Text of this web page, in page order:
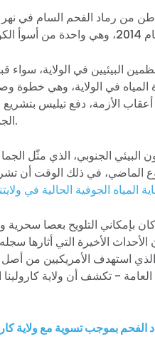
في عام 2014، تسرب ما يقرب من 40,000 طن من رماد
البيئيين في الولاية،
في الولاية، وهي خطوة
الأزمة، دفع تيليس
الجمهوريون في مجلس الشيوخ.
البيئي الجنوبي، الذي مثّل
الماضي، في ذلك الوقت أن
بإمكاني التلويح بعصا
الأحداث الأخيرة التي أثارها
الذي استهدف الأمريكيين من أصل
- تكشف أن ولاية كارولينا
بموجب تسوية مع ولاية